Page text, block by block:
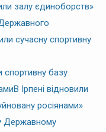
залу єдиноборств»
Державного
сучасну спортивну
спортивну базу
Ірпені відновили
росіянами»
Державному